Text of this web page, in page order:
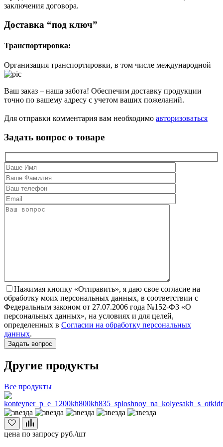
заключения договора.
Доставка “под ключ”
Транспортировка:
Организация транспортировки, в том числе международной
Ваш заказ – наша забота! Обеспечим доставку продукции
точно по вашему адресу с учетом ваших пожеланий.
Для отправки комментария вам необходимо авторизоваться
Задать вопрос о товаре
Нажимая кнопку «Отправить», я даю свое согласие на
обработку моих персональных данных, в соответствии с
Федеральным законом от 27.07.2006 года №152-ФЗ «О
персональных данных», на условиях и для целей,
определенных в Согласии на обработку персональных
данных.
Другие продукты
Все продукты
цена по запросу руб./шт